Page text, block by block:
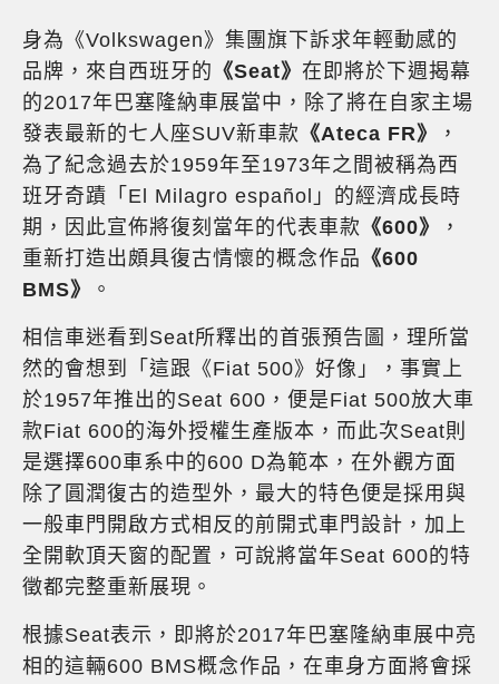
身為《Volkswagen》集團旗下訴求年輕動感的
品牌，來自西班牙的 《Seat》 在即將於下週揭幕
的2017年巴塞隆納車展當中，除了將在自家主場
發表最新的七人座SUV新車款 《Ateca FR》
，
為了紀念過去於1959年至1973年之間被稱為西
班牙奇蹟「El Milagro español」的經濟成長時
期，因此宣佈將復刻當年的代表車款 《600》
，
重新打造出頗具復古情懷的概念作品 《600
BMS》
。
相信車迷看到Seat所釋出的首張預告圖，理所當
然的會想到「這跟《Fiat 500》好像」，事實上
於1957年推出的Seat 600，便是Fiat 500放大車
款Fiat 600的海外授權生產版本，而此次Seat則
是選擇600車系中的600 D為範本，在外觀方面
除了圓潤復古的造型外，最大的特色便是採用與
一般車門開啟方式相反的前開式車門設計，加上
全開軟頂天窗的配置，可說將當年Seat 600的特
徵都完整重新展現。
根據Seat表示，即將於2017年巴塞隆納車展中亮
相的這輛600 BMS概念作品，在車身方面將會採